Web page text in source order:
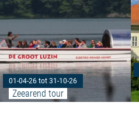
01-04-26 tot 31-10-26
Zeearend tour